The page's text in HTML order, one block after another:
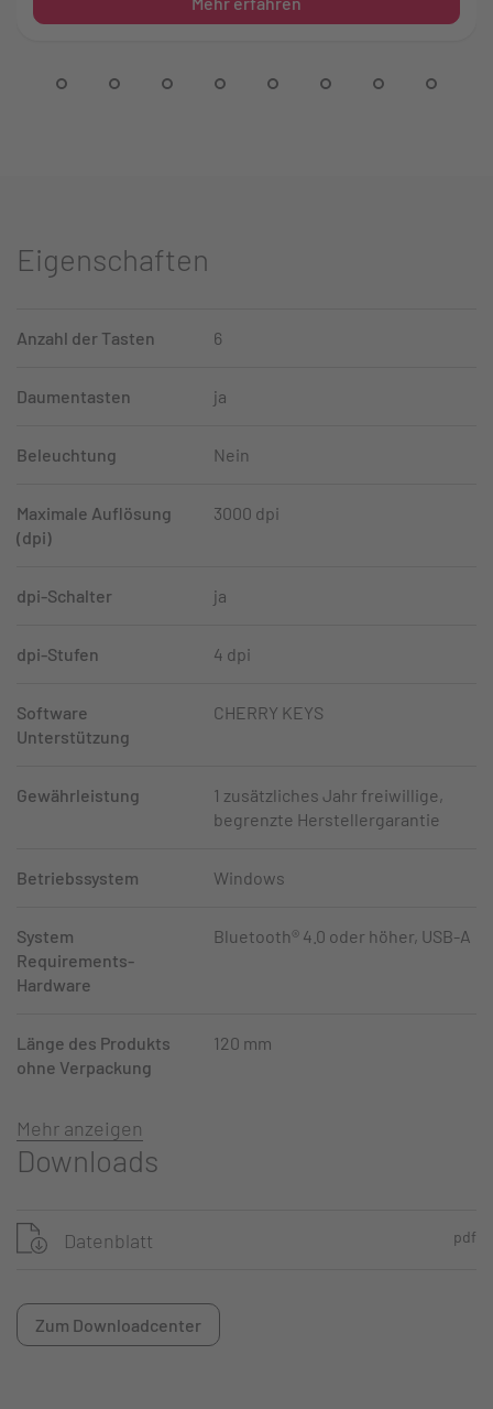
Eigenschaften
Anzahl der Tasten 6
Daumentasten ja
Beleuchtung Nein
Maximale Auflösung
(dpi)
3000 dpi
dpi-Schalter ja
dpi-Stufen 4 dpi
Software
Unterstützung
CHERRY KEYS
Gewährleistung
1 zusätzliches Jahr freiwillige,
begrenzte Herstellergarantie
Betriebssystem Windows
System
Requirements-
Hardware
Bluetooth® 4.0 oder höher, USB-A
Länge des Produkts
ohne Verpackung
120 mm
Mehr anzeigen
Downloads
Datenblatt pdf
Zum Downloadcenter